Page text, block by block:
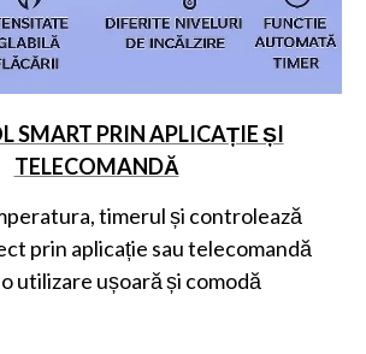
SMART PRIN APLICAȚIE ȘI
TELECOMANDĂ
timerul și controlează
prin aplicație sau telecomandă
utilizare ușoară și comodă